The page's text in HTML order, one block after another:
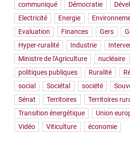
communiqué
Démocratie
Electricité
Energie
Evaluation
Finances Gers
Hyper-ruralité
Industrie
Ministre de l'Agriculture
nucléaire
politiques publiques
Ruralité
social
Sociétal société
Sénat
Territoires Territoires
Transition énergétique
Union
Vidéo
Viticulture économie